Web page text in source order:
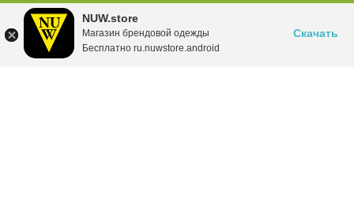
NUW.store
Магазин брендовой одежды
Бесплатно ru.nuwstore.android
Скачать